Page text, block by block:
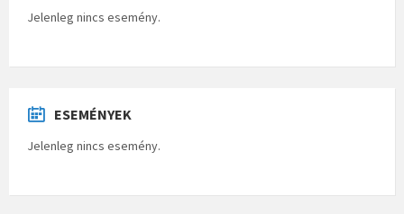
Jelenleg nincs esemény.
ESEMÉNYEK
Jelenleg nincs esemény.